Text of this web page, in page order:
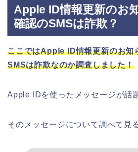
Apple ID情報更新のお
確認のSMSは詐欺？
ここではApple ID情報更新のお知
SMSは詐欺なのか調査しました！
Apple IDを使ったメッセージが話
そのメッセージについて調べて見